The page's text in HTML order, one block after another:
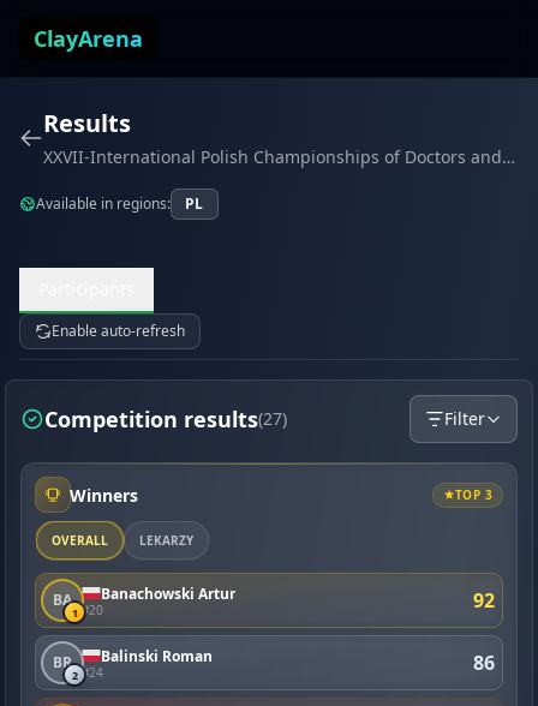
ClayArena
Results
XXVII-International Polish Championships of Doctors and Veterinarians - Compak-Sporting (May 2026)
Available in regions: PL
Enable auto-refresh
Competition results(27) Filter
Winners TOP 3
OVERALL LEKARZY
BA
1
Banachowski Artur
#20 92
BR
2
Balinski Roman
#24 86